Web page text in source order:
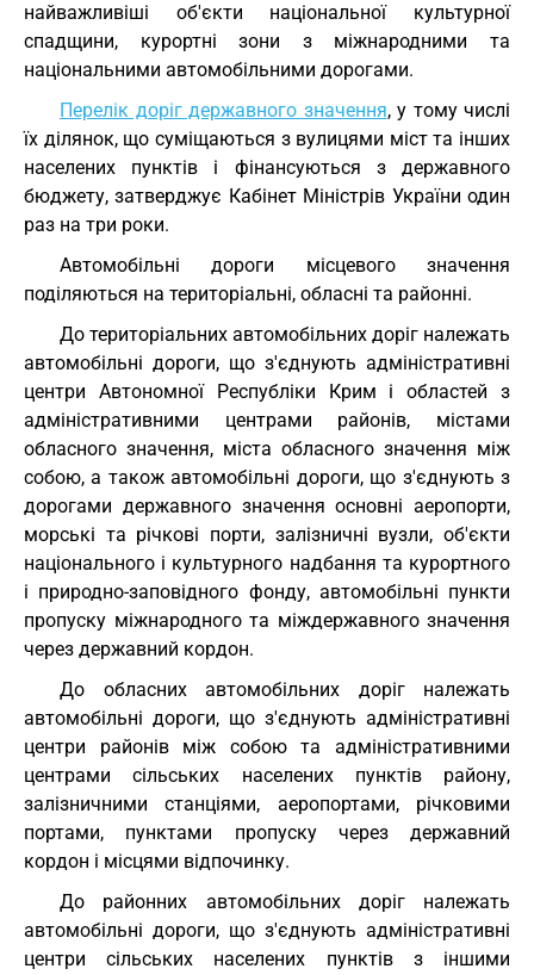
найважливіші об'єкти національної культурної
спадщини, курортні зони з міжнародними та
національними автомобільними дорогами.
Перелік доріг державного значення, у тому числі
їх ділянок, що суміщаються з вулицями міст та інших
населених пунктів і фінансуються з державного
бюджету, затверджує Кабінет Міністрів України один
раз на три роки.
Автомобільні дороги місцевого значення
поділяються на територіальні, обласні та районні.
До територіальних автомобільних доріг належать
автомобільні дороги, що з'єднують адміністративні
центри Автономної Республіки Крим і областей з
адміністративними центрами районів, містами
обласного значення, міста обласного значення між
собою, а також автомобільні дороги, що з'єднують з
дорогами державного значення основні аеропорти,
морські та річкові порти, залізничні вузли, об'єкти
національного і культурного надбання та курортного
і природно-заповідного фонду, автомобільні пункти
пропуску міжнародного та міждержавного значення
через державний кордон.
До обласних автомобільних доріг належать
автомобільні дороги, що з'єднують адміністративні
центри районів між собою та адміністративними
центрами сільських населених пунктів району,
залізничними станціями, аеропортами, річковими
портами, пунктами пропуску через державний
кордон і місцями відпочинку.
До районних автомобільних доріг належать
автомобільні дороги, що з'єднують адміністративні
центри сільських населених пунктів з іншими